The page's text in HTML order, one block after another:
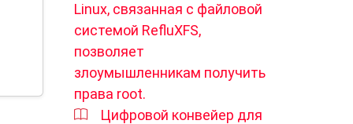
Linux, связанная с файловой
системой RefluXFS,
позволяет
злоумышленникам получить
права root.
Цифровой конвейер для